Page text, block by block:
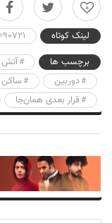
0
لینک کوتاه
برچسب ها
آتش
دوربین
ساکن
قرار بعدی همان‌جا